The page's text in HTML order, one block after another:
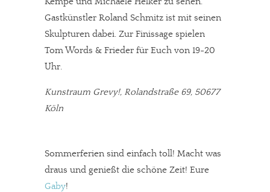
Gastkünstler Roland Schmitz ist mit seinen
Skulpturen dabei. Zur Finissage spielen
Tom Words & Frieder für Euch von 19-20
Uhr.
Kunstraum Grevy!, Rolandstraße 69, 50677
Köln
Sommerferien sind einfach toll! Macht was
draus und genießt die schöne Zeit! Eure
Gaby!